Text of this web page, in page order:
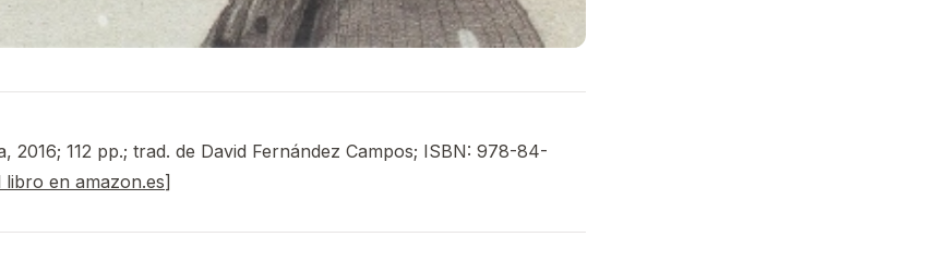
2016; 112 pp.; trad. de David Fernández Campos; ISBN: 978-84-
libro en amazon.es]